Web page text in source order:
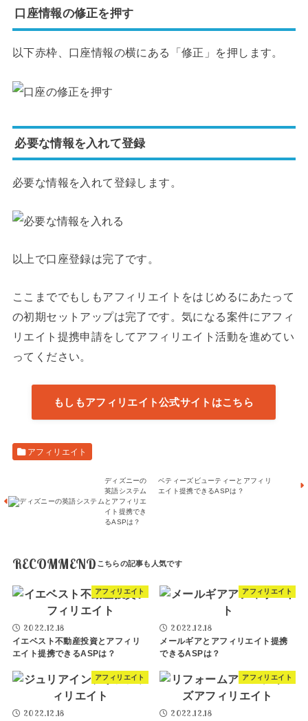
口座情報の修正を押す
以下赤枠、口座情報の横にある「修正」を押します。
必要な情報を入れて登録
必要な情報を入れて登録します。
以上で口座登録は完了です。
ここまででもしもアフィリエイトをはじめるにあたって
の初期セットアップは完了です。気になる案件にアフィ
リエイト提携申請をしてアフィリエイト活動を進めてい
ってください。
もしもアフィリエイト公式サイトはこちら
アフィリエイト
ディズニーの
英語システム
とアフィリエ
イト提携でき
るASPは？
ベティーズビューティーとアフィリ
エイト提携できるASPは？
RECOMMEND
アフィリエイト
2022.12.18
イエベスト不動産投資とアフィリ
エイト提携できるASPは？
アフィリエイト
2022.12.18
メールギアとアフィリエイト提携
できるASPは？
アフィリエイト
2022.12.18
アフィリエイト
2022.12.18